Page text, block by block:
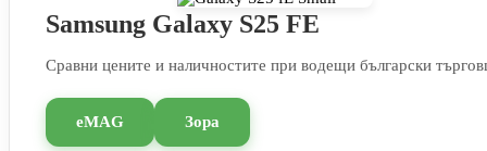
Samsung Galaxy S25 FE
Сравни цените и наличностите при водещи български
eMAG Зора